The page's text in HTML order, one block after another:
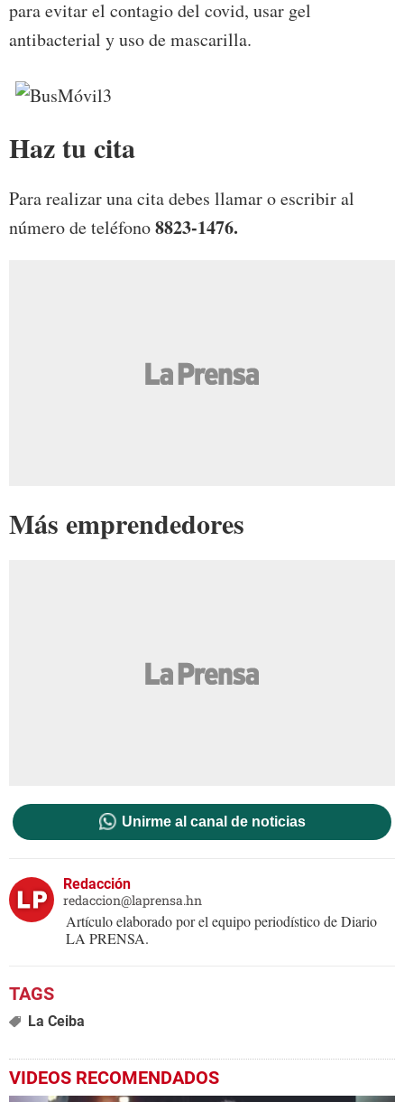
para evitar el contagio del covid, usar gel
antibacterial y uso de mascarilla.
Haz tu cita
Para realizar una cita debes llamar o escribir al
número de teléfono8823-1476.
Más emprendedores
Unirme al canal de noticias
Redacción
redaccion@laprensa.hn
Artículo elaborado por el equipo periodístico de Diario
LA PRENSA.
La Ceiba
VIDEOS RECOMENDADOS